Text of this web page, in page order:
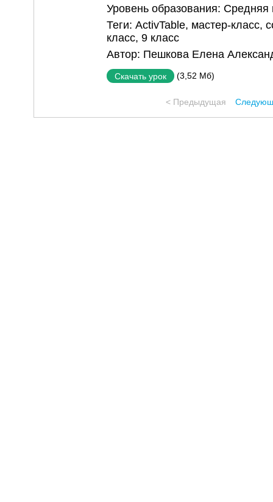
Уровень образования: Средняя
Теги: ActivTable, мастер-класс,
класс, 9 класс
Автор: Пешкова Елена
Скачать урок (3,52 Мб)
< Предыдущая